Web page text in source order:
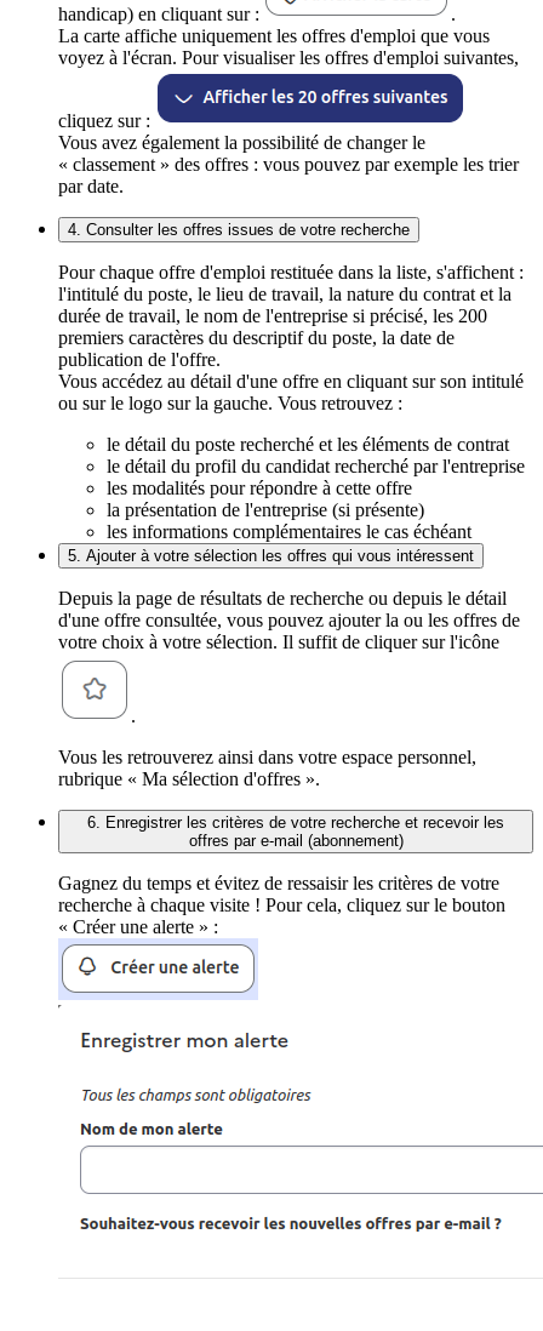
handicap) en cliquant sur :
.
La carte affiche uniquement les offres d'emploi que vous
voyez à l'écran. Pour visualiser les offres d'emploi suivantes,
cliquez sur :
Vous avez également la possibilité de changer le
« classement » des offres : vous pouvez par exemple les trier
par date.
4. Consulter les offres issues de votre recherche
Pour chaque offre d'emploi restituée dans la liste, s'affichent :
l'intitulé du poste, le lieu de travail, la nature du contrat et la
durée de travail, le nom de l'entreprise si précisé, les 200
premiers caractères du descriptif du poste, la date de
publication de l'offre.
Vous accédez au détail d'une offre en cliquant sur son intitulé
ou sur le logo sur la gauche. Vous retrouvez :
le détail du poste recherché et les éléments de contrat
le détail du profil du candidat recherché par l'entreprise
les modalités pour répondre à cette offre
la présentation de l'entreprise (si présente)
les informations complémentaires le cas échéant
5. Ajouter à votre sélection les offres qui vous intéressent
Depuis la page de résultats de recherche ou depuis le détail
d'une offre consultée, vous pouvez ajouter la ou les offres de
votre choix à votre sélection. Il suffit de cliquer sur l'icône
.
Vous les retrouverez ainsi dans votre espace personnel,
rubrique « Ma sélection d'offres ».
6. Enregistrer les critères de votre recherche et recevoir les
offres par e-mail (abonnement)
Gagnez du temps et évitez de ressaisir les critères de votre
recherche à chaque visite ! Pour cela, cliquez sur le bouton
« Créer une alerte » :